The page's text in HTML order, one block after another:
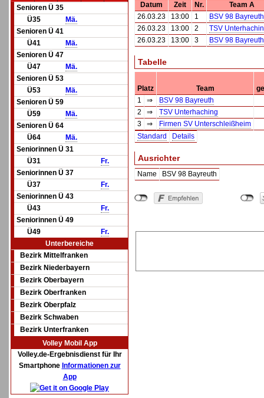
Senioren Ü 35
Ü35
Mä.
Senioren Ü 41
Ü41
Mä.
Senioren Ü 47
Ü47
Mä.
Senioren Ü 53
Ü53
Mä.
Senioren Ü 59
Ü59
Mä.
Senioren Ü 64
Ü64
Mä.
Seniorinnen Ü 31
Ü31
Fr.
Seniorinnen Ü 37
Ü37
Fr.
Seniorinnen Ü 43
Ü43
Fr.
Seniorinnen Ü 49
Ü49
Fr.
Unterbereiche
Bezirk Mittelfranken
Bezirk Niederbayern
Bezirk Oberbayern
Bezirk Oberfranken
Bezirk Oberpfalz
Bezirk Schwaben
Bezirk Unterfranken
Volley Mobil App
Volley.de-Ergebnisdienst für Ihr
Smartphone Informationen zur
App
Datum Zeit Nr.
Team A
26.03.23
13:00 1
BSV 98
26.03.23
13:00 2
TSV
26.03.23
13:00 3 BSV 98
Tabelle
Platz Team
1
⇒
BSV 98 Bayreuth
2
⇒
TSV Unterhaching
3
⇒
Firmen SV Unterschleißheim
Standard
Details
Ausrichter
Name BSV 98 Bayreuth